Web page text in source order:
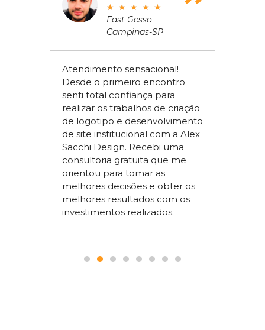
★ ★ ★ ★ ★
Fast Gesso -
Campinas-SP
Atendimento sensacional!
Desde o primeiro encontro
senti total confiança para
realizar os trabalhos de criação
de logotipo e desenvolvimento
de site institucional com a Alex
Sacchi Design. Recebi uma
consultoria gratuita que me
orientou para tomar as
melhores decisões e obter os
melhores resultados com os
investimentos realizados.